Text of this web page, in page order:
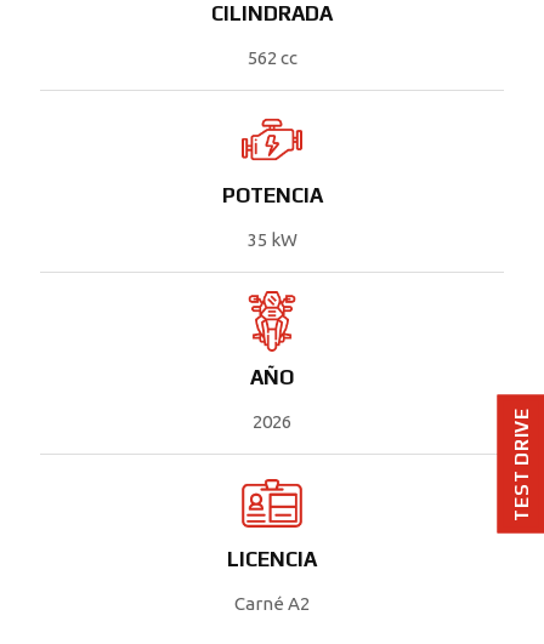
CILINDRADA
562 cc
POTENCIA
35 kW
AÑO
2026
LICENCIA
Carné A2
TEST DRIVE